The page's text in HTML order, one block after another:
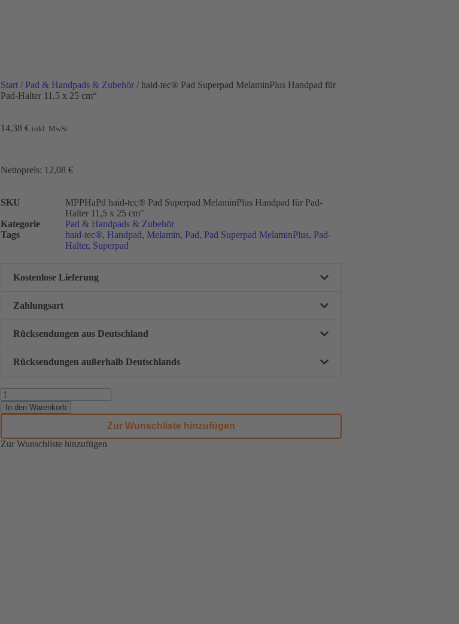
Start / Pad & Handpads & Zubehör / haid-tec® Pad Superpad MelaminPlus Handpad für
Pad-Halter 11,5 x 25 cm“
14,38 € inkl. MwSt
Nettopreis: 12,08 €
SKU
MPPHaPd haid-tec® Pad Superpad MelaminPlus Handpad für Pad-
Halter 11,5 x 25 cm"
Kategorie
Pad & Handpads & Zubehör
Tags
haid-tec®, Handpad, Melamin, Pad, Pad Superpad MelaminPlus, Pad-
Halter, Superpad
Kostenlose Lieferung
Zahlungsart
Rücksendungen aus Deutschland
Rücksendungen außerhalb Deutschlands
In den Warenkorb
Zur Wunschliste hinzufügen
Zur Wunschliste hinzufügen